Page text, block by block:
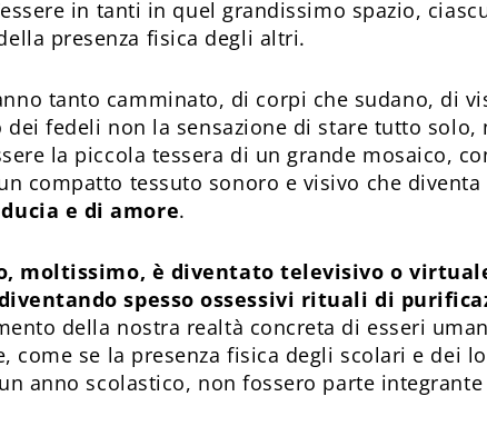
in tanti in quel grandissimo spazio,
presenza fisica degli altri.
tanto camminato, di corpi che sudano, di
fedeli non la sensazione di stare tutto solo,
la piccola tessera di un grande mosaico,
compatto tessuto sonoro e visivo che diventa
e di amore.
moltissimo, è diventato televisivo o
spesso ossessivi rituali di
della nostra realtà concreta di esseri
come se la presenza fisica degli scolari e dei
anno scolastico, non fossero parte integrante